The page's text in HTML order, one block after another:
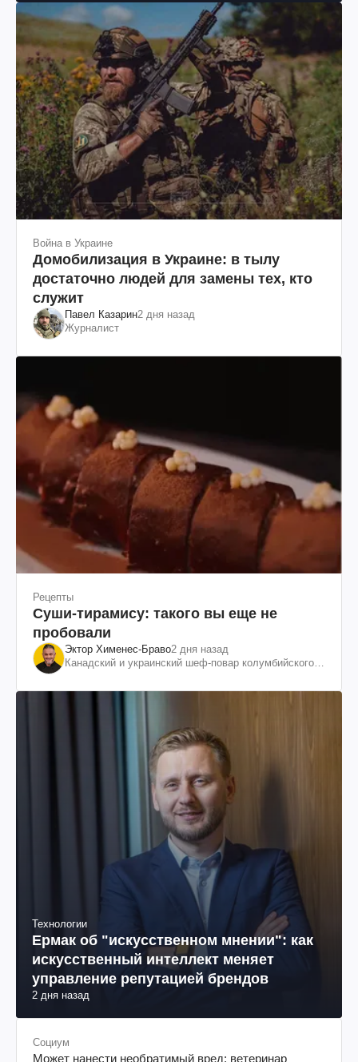
Война в Украине
Домобилизация в Украине: в тылу
достаточно людей для замены тех, кто
служит
Павел Казарин2 дня назад
Журналист
Рецепты
Суши-тирамису: такого вы еще не
пробовали
Эктор Хименес-Браво2 дня назад
Канадский и украинский шеф-повар колумбийского
Технологии
Ермак об "искусственном мнении": как
искусственный интеллект меняет
управление репутацией брендов
2 дня назад
Социум
Может нанести необратимый вред: ветеринар